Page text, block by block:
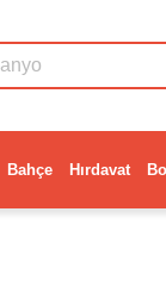
Bahçe Hırdavat